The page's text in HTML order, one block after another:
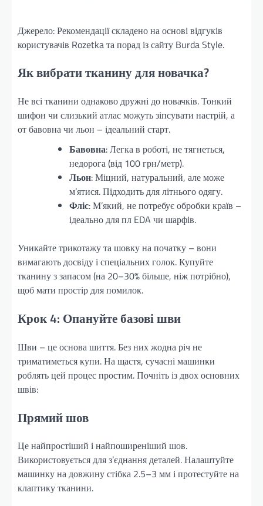
Джерело: Рекомендації складено на основі відгуків
користувачів Rozetka та порад із сайту Burda Style.
Як вибрати тканину для новачка?
Не всі тканини однаково дружні до новачків. Тонкий
шифон чи слизький атлас можуть зіпсувати настрій, а
от бавовна чи льон – ідеальний старт.
Бавовна: Легка в роботі, не тягнеться,
недорога (від 100 грн/метр).
Льон: Міцний, натуральний, але може
м’ятися. Підходить для літнього одягу.
Фліс: М’який, не потребує обробки країв –
ідеально для пл EDA чи шарфів.
Уникайте трикотажу та шовку на початку – вони
вимагають досвіду і спеціальних голок. Купуйте
тканину з запасом (на 20–30% більше, ніж потрібно),
щоб мати простір для помилок.
Крок 4: Опануйте базові шви
Шви – це основа шиття. Без них жодна річ не
триматиметься купи. На щастя, сучасні машинки
роблять цей процес простим. Почніть із двох основних
швів:
Прямий шов
Це найпростіший і найпоширеніший шов.
Використовується для з’єднання деталей. Налаштуйте
машинку на довжину стібка 2.5–3 мм і протестуйте на
клаптику тканини.